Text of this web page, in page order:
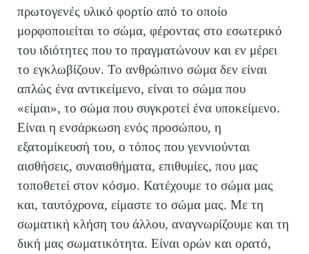
πρωτογενές υλικό φορτίο από το οποίο
μορφοποιείται το σώμα, φέροντας στο εσωτερικό
του ιδιότητες που το πραγματώνουν και εν μέρει
το εγκλωβίζουν. Το ανθρώπινο σώμα δεν είναι
απλώς ένα αντικείμενο, είναι το σώμα που
«είμαι», το σώμα που συγκροτεί ένα υποκείμενο.
Είναι η ενσάρκωση ενός προσώπου, η
εξατομίκευσή του, ο τόπος που γεννιούνται
αισθήσεις, συναισθήματα, επιθυμίες, που μας
τοποθετεί στον κόσμο. Κατέχουμε το σώμα μας
και, ταυτόχρονα, είμαστε το σώμα μας. Με τη
σωματική κλήση του άλλου, αναγνωρίζουμε και τη
δική μας σωματικότητα. Είναι ορών και ορατό,